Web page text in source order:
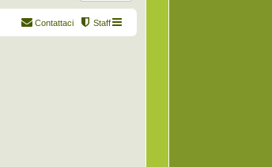
Staff
Contattaci